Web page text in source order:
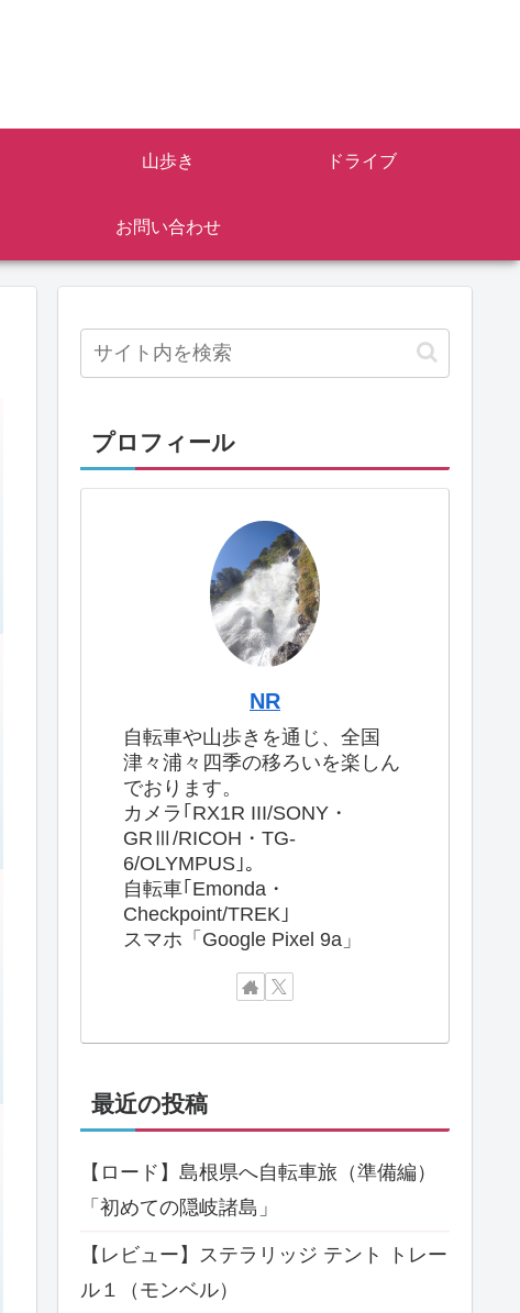
山歩き ドライブ
お問い合わせ
プロフィール
NR
自転車や山歩きを通じ、全国
津々浦々四季の移ろいを楽しん
でおります。
カメラ｢RX1R III/SONY・
GRⅢ/RICOH・TG-
6/OLYMPUS｣。
自転車｢Emonda・
Checkpoint/TREK｣
スマホ「Google Pixel 9a」
最近の投稿
【ロード】島根県へ自転車旅（準備編）
「初めての隠岐諸島」
【レビュー】ステラリッジ テント トレー
ル１（モンベル）